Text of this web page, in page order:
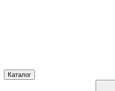
Каталог